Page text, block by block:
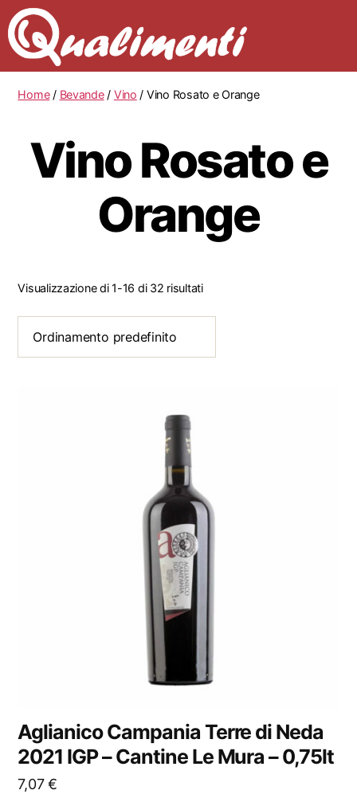
Home/ Bevande/ Vino / Vino Rosato e Orange
Vino Rosato e
Orange
Visualizzazione di 1-16 di 32 risultati
Aglianico Campania Terre di Neda
2021 IGP – Cantine Le Mura – 0,75lt
7,07€